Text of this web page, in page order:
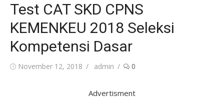
Test CAT SKD CPNS
KEMENKEU 2018 Seleksi
Kompetensi Dasar
Posted
November 12, 2018 Author
admin 0
Advertisment